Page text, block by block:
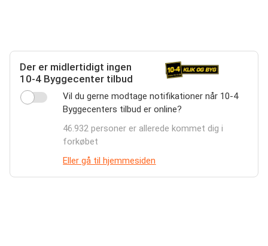
Der er midlertidigt ingen
10-4 Byggecenter tilbud
Vil du gerne modtage notifikationer når 10-4
Byggecenters tilbud er online?
46.932 personer er allerede kommet dig i
forkøbet
Eller gå til hjemmesiden